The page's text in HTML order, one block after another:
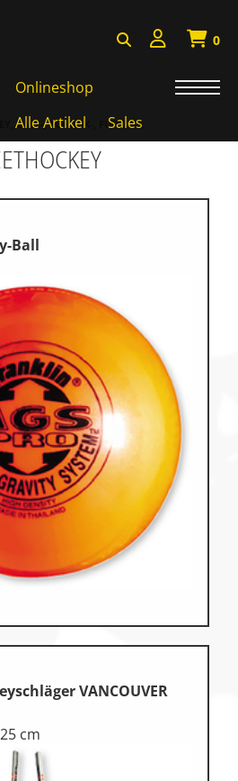
0
Onlineshop
Alle Artikel
Sales
Badminton, Faustball
Basketball Systeme
Fitness, Funktional Training
Fussball-, Handballtore
Hockey, Base-, Tchouk-,
Funball
Kampfsport
Klettern
Leichtathletik
Objekteinrichtungen
Sportspielgeräte,
Technische Dokumentation
Therapiebedarf
Turnen, Gymnastik, Ballett
Volleyball, Beachvolleyball
Wassersport
BASE-, TCHOUK-, FUNBALL
Ball
VANCOUVER
cm